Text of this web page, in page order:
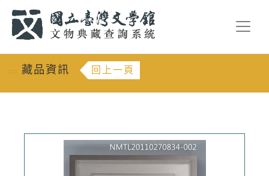
::: 藏品資訊 回上一頁